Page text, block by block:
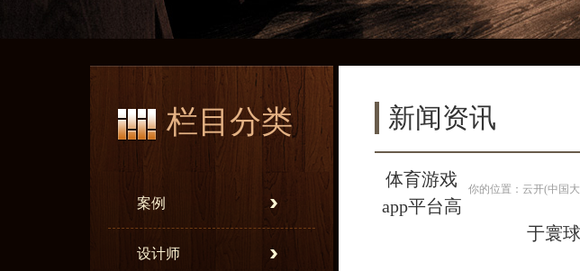
栏目分类
案例
设计师
新闻资讯
你的位置： 云开(中国
体育游戏
app平台高
于寰